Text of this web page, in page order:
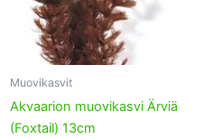
Muovikasvit
Akvaarion muovikasvi Ärviä
(Foxtail) 13cm